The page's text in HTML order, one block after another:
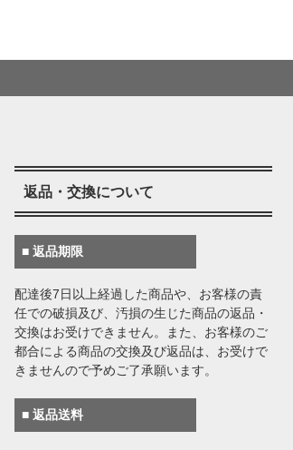
返品・交換について
■ 返品期限
配達後7日以上経過した商品や、お客様の責
任での破損及び、汚損の生じた商品の返品・
交換はお受けできません。また、お客様のご
都合による商品の交換及び返品は、お受けで
きませんので予めご了承願います。
■ 返品送料